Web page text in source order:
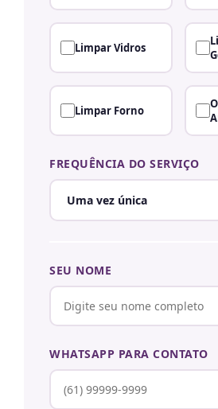
Limpar Vidros
Limpar Forno
FREQUÊNCIA DO SERVIÇO
SEU NOME
WHATSAPP PARA CONTATO